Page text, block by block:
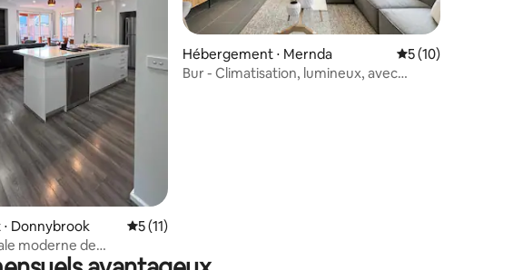
base de 44 commentaires : 5 sur 5
Donnybrook Évaluation moyenne sur la base de 11 commentaires : 5 sur 5
5 (11)
moderne de
Hébergement ⋅ Mernda Évaluation
5 (10)
Bur - Climatisation, lumineux, avec